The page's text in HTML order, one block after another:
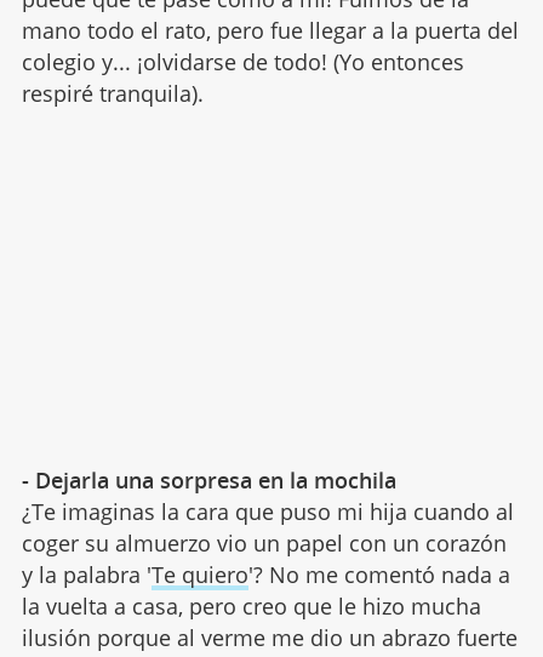
mano todo el rato, pero fue llegar a la puerta del
colegio y... ¡olvidarse de todo! (Yo entonces
respiré tranquila).
- Dejarla una sorpresa en la mochila
¿Te imaginas la cara que puso mi hija cuando al
coger su almuerzo vio un papel con un corazón
y la palabra 'Te quiero'? No me comentó nada a
la vuelta a casa, pero creo que le hizo mucha
ilusión porque al verme me dio un abrazo fuerte